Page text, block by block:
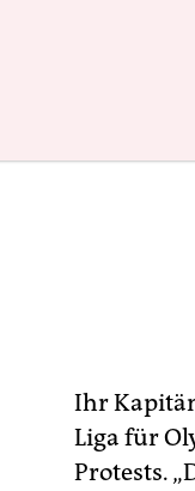
Ihr
Liga für
Protests.